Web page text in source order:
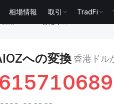
相場情報 取引 TradFi
への変換香港ドル